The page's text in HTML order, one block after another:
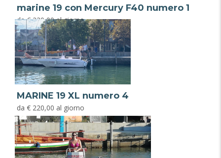
marine 19 con Mercury F40 numero 1
da € 220,00 al giorno
MARINE 19 XL numero 4
da € 220,00 al giorno